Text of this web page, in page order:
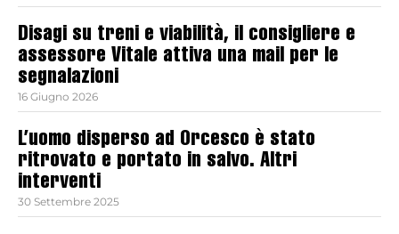
Disagi su treni e viabilità, il consigliere e
assessore Vitale attiva una mail per le
segnalazioni
16 Giugno 2026
L’uomo disperso ad Orcesco è stato
ritrovato e portato in salvo. Altri
interventi
30 Settembre 2025